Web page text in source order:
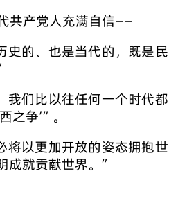
共产党人充满自信——
史的、也是当代的，既是民
我们比以往任何一个时代都
之争’”。
将以更加开放的姿态拥抱世
成就贡献世界。”